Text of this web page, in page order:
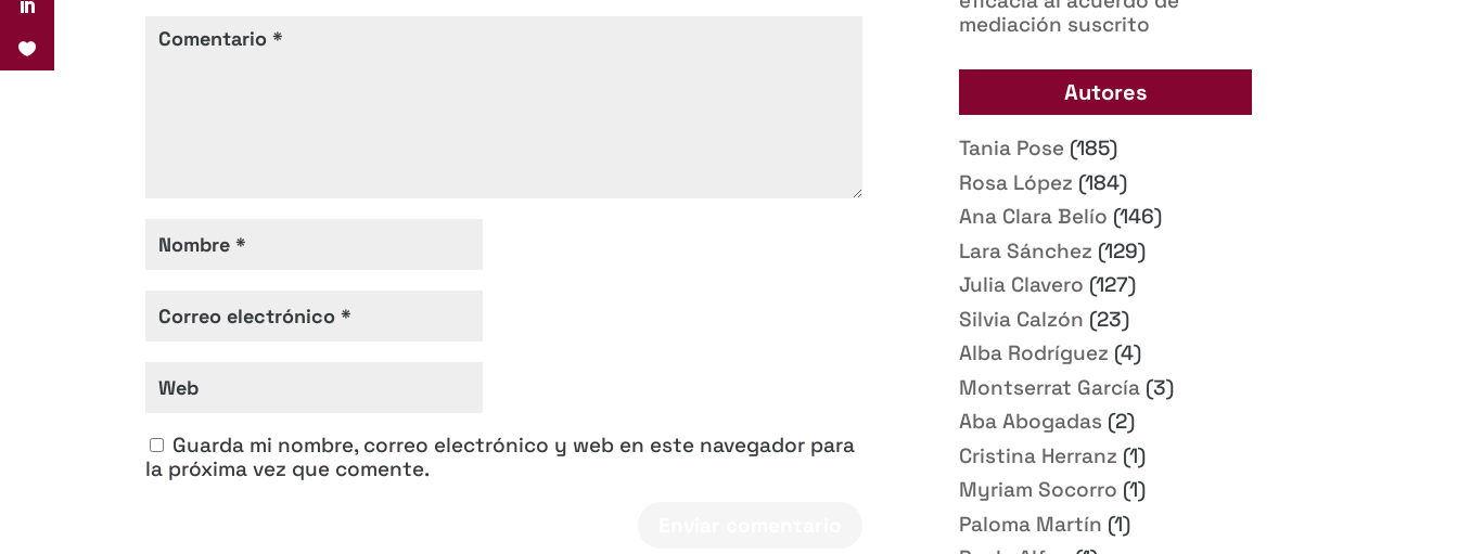
Guarda mi nombre, correo electrónico y web en este navegador para
la próxima vez que comente.
mediación suscrito
Autores
Tania Pose (185)
Rosa López (184)
Ana Clara Belío (146)
Lara Sánchez (129)
Julia Clavero (127)
Silvia Calzón (23)
Alba Rodríguez (4)
Montserrat García (3)
Aba Abogadas (2)
Cristina Herranz (1)
Myriam Socorro (1)
Paloma Martín (1)